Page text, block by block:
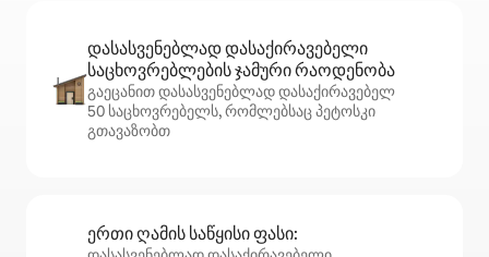
დასასვენებლად დასაქირავებელი
საცხოვრებლების ჯამური რაოდენობა
გაეცანით დასასვენებლად დასაქირავებელ
50 საცხოვრებელს, რომლებსაც პეტოსკი
გთავაზობთ
ერთი ღამის საწყისი ფასი: